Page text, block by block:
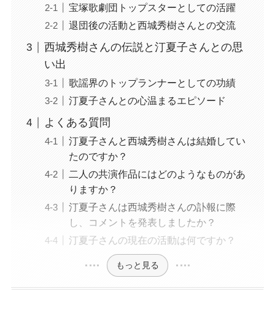
宝塚歌劇団トップスターとしての活躍
退団後の活動と西城秀樹さんとの交流
西城秀樹さんの伝説と汀夏子さんとの思
い出
歌謡界のトップランナーとしての功績
汀夏子さんとの心温まるエピソード
よくある質問
汀夏子さんと西城秀樹さんは結婚してい
たのですか？
二人の共演作品にはどのようなものがあ
りますか？
汀夏子さんは西城秀樹さんの訃報に際
し、コメントを発表しましたか？
汀夏子さんの現在の活動は何ですか？
もっと見る